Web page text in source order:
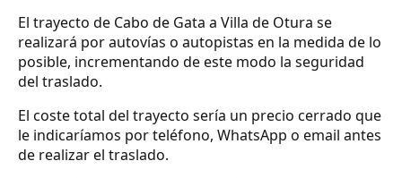
El trayecto de Cabo de Gata a Villa de Otura se
realizará por autovías o autopistas en la medida de lo
posible, incrementando de este modo la seguridad
del traslado.
El coste total del trayecto sería un precio cerrado que
le indicaríamos por teléfono, WhatsApp o email antes
de realizar el traslado.